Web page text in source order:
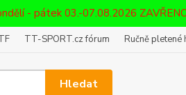
- pátek 03.-07.08.2026
TT-SPORT.cz fórum Ručně pletené
Hledat